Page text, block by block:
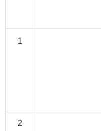
1
2